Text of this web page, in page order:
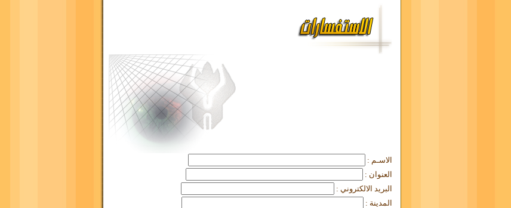
الاسـم :
العنوان :
البريد الالكتروني :
المدينة :